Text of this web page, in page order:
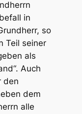
in
so
Teil seiner
als
Auch
den
dem
alle